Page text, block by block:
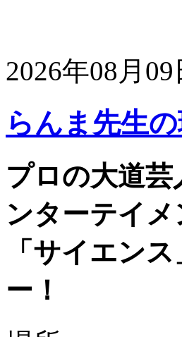
2026年08月09
らんま先生
プロの大道
ンターテイ
「サイエン
ー！